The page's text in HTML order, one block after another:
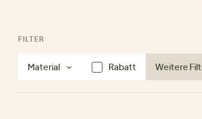
FILTER
Material Rabatt Weitere